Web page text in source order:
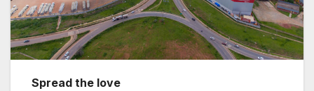
Spread the love